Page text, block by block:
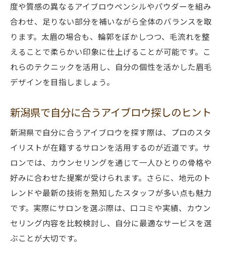
度や質感の異なるアイブロウペンシルやパウダーを組み
合わせ、足りない部分を補いながら全体のバランスを取
ります。太眉の場合も、輪郭をぼかしつつ、毛流れを整
えることで柔らかい印象に仕上げることが可能です。こ
れらのテクニックを活用し、自分の個性を活かした眉毛
デザインを目指しましょう。
新潟県で自分に合うアイブロウ探しのヒント
新潟県で自分に合うアイブロウを探す際は、プロのスタ
イリストが在籍するサロンを活用するのが近道です。サ
ロンでは、カウンセリングを通じて一人ひとりの骨格や
好みに合わせた提案が受けられます。さらに、地元のト
レンドや最新の技術を熟知したスタッフが多い点も魅力
です。実際にサロンを選ぶ際は、口コミや実績、カウン
セリング内容を比較検討し、自分に最適なサービスを選
ぶことが大切です。